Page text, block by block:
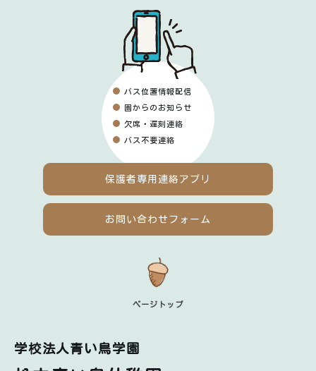
お問い合わせフォーム
保護者専用 連絡アプリ
バス位置情報配信
園からのお知らせ
欠席・遅刻連絡
バス不要連絡
ページトップ
学校法人青い鳥学園